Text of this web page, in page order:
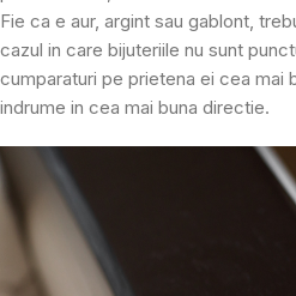
Fie ca e aur, argint sau gablont,
cazul in care bijuteriile nu sunt
cumparaturi pe prietena ei cea mai
indrume in cea mai buna directie.